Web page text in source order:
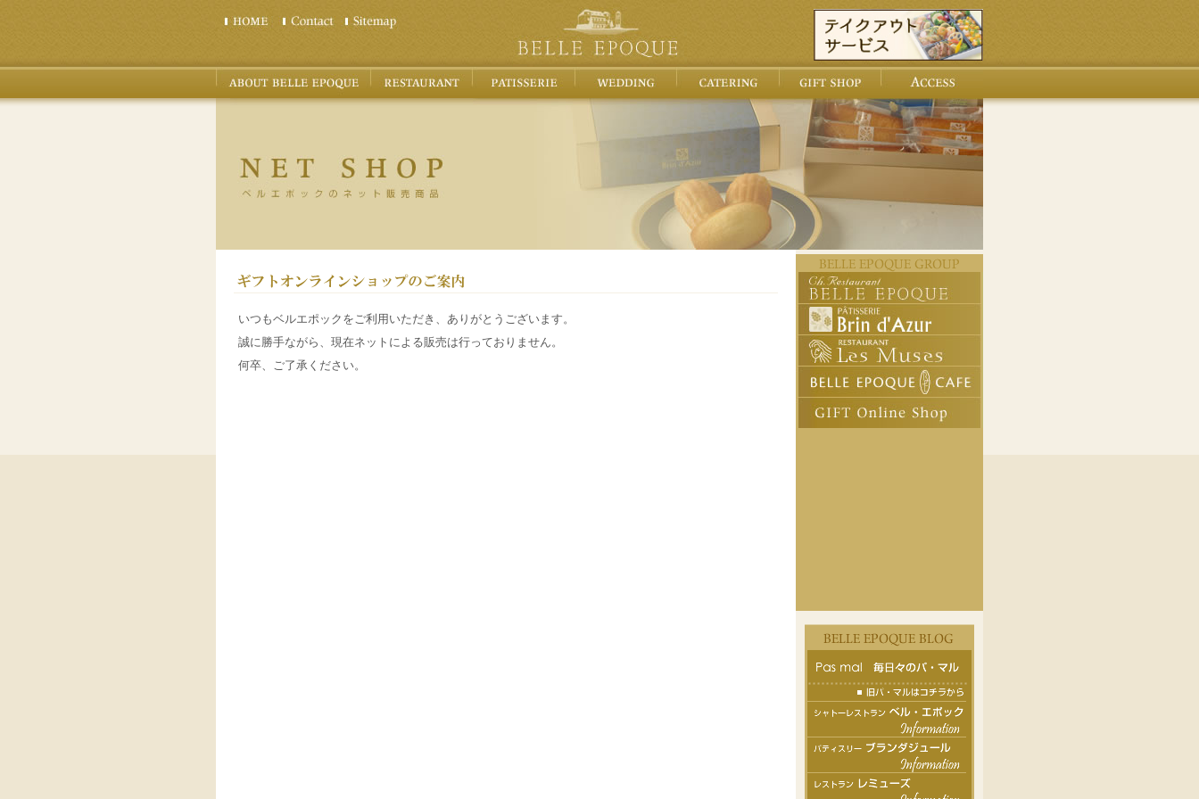
いつもベルエポックをご利用いただき、ありがとうございます。
誠に勝手ながら、現在ネットによる販売は行っておりません。
何卒、ご了承ください。